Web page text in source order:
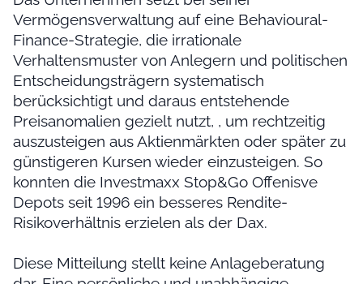
Vermögensverwaltung auf eine Behavioural-
Finance-Strategie, die irrationale
Verhaltensmuster von Anlegern und politischen
Entscheidungsträgern systematisch
berücksichtigt und daraus entstehende
Preisanomalien gezielt nutzt, , um rechtzeitig
auszusteigen aus Aktienmärkten oder später zu
günstigeren Kursen wieder einzusteigen. So
konnten die Investmaxx Stop&Go Offenisve
Depots seit 1996 ein besseres Rendite-
Risikoverhältnis erzielen als der Dax.
Diese Mitteilung stellt keine Anlageberatung